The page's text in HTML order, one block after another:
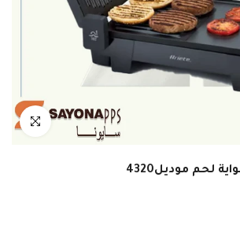
انقر للتكبير
لحم موديل4320